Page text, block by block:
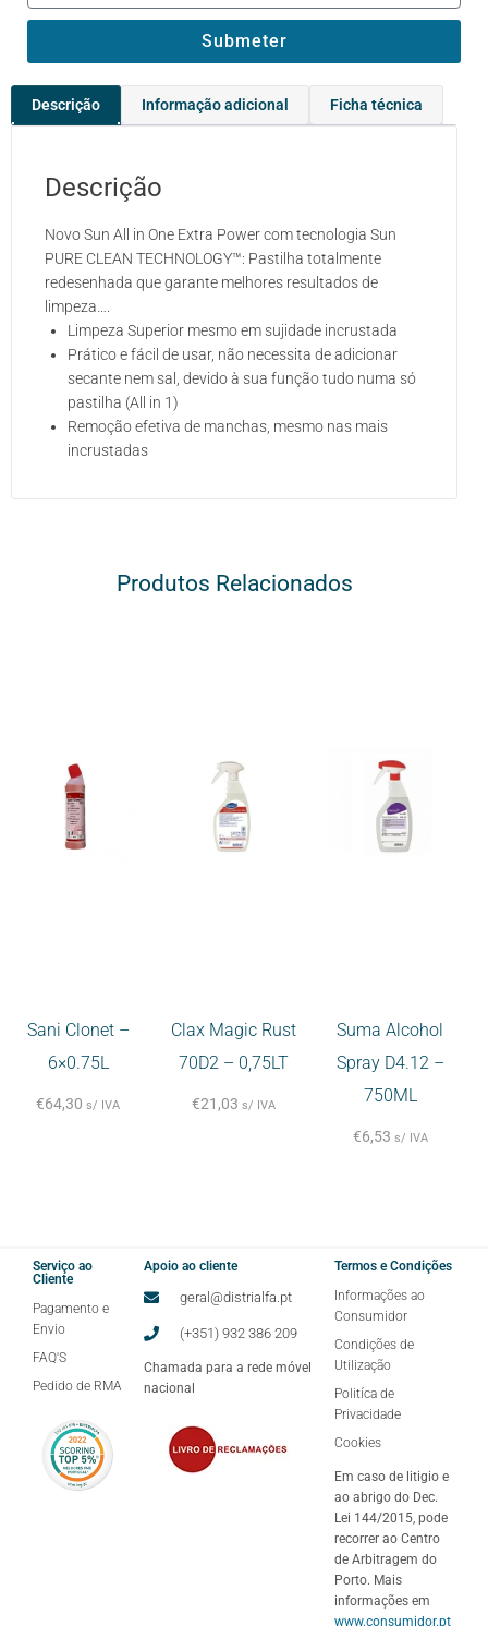
Submeter
Descrição Informação adicional Ficha técnica
Descrição
Novo Sun All in One Extra Power com tecnologia Sun
PURE CLEAN TECHNOLOGY™: Pastilha totalmente
redesenhada que garante melhores resultados de
limpeza….
Limpeza Superior mesmo em sujidade incrustada
Prático e fácil de usar, não necessita de adicionar
secante nem sal, devido à sua função tudo numa só
pastilha (All in 1)
Remoção efetiva de manchas, mesmo nas mais
incrustadas
Produtos Relacionados
Sani Clonet –
6×0.75L
€64,30 s/ IVA
Clax Magic Rust
70D2 – 0,75LT
€21,03 s/ IVA
Suma Alcohol
Spray D4.12 –
750ML
€6,53 s/ IVA
Serviço ao
Cliente
Pagamento e
Envio
FAQ'S
Pedido de RMA
Apoio ao cliente
geral@distrialfa.pt
(+351) 932 386 209
Chamada para a rede móvel
nacional
Termos e Condições
Informações ao
Consumidor
Condições de
Utilização
Politíca de
Privacidade
Cookies
Em caso de litigio e
ao abrigo do Dec.
Lei 144/2015, pode
recorrer ao Centro
de Arbitragem do
Porto. Mais
informações em
www.consumidor.pt